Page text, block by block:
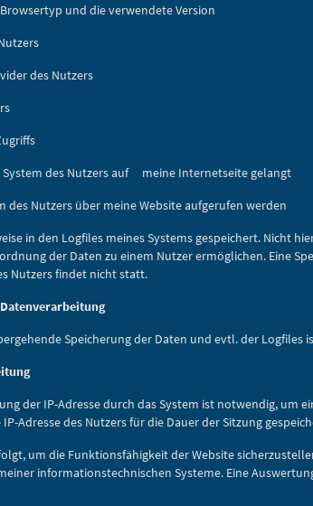
und die verwendete Version
des Nutzers
des Nutzers auf meine Internetseite gelangt
Nutzers über meine Website aufgerufen werden
in den Logfiles meines Systems gespeichert. Nicht
der Daten zu einem Nutzer ermöglichen. Eine
Nutzers findet nicht statt.
Speicherung der Daten und evtl. der Logfiles
der IP-Adresse durch das System ist notwendig, um
Adresse des Nutzers für die Dauer der Sitzung
um die Funktionsfähigkeit der Website
informationstechnischen Systeme. Eine